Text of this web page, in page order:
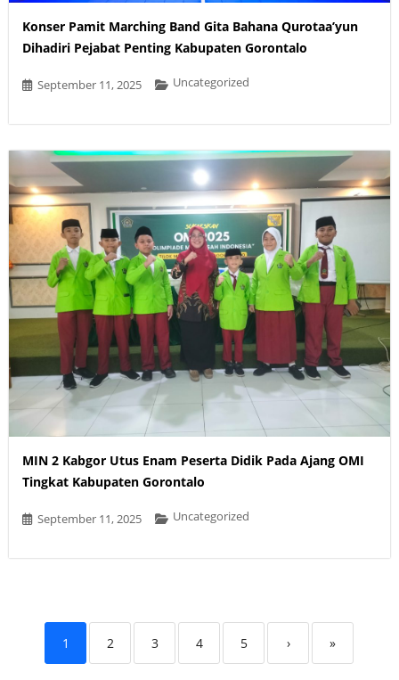
Konser Pamit Marching Band Gita Bahana Qurotaa’yun
Dihadiri Pejabat Penting Kabupaten Gorontalo
September 11, 2025 Uncategorized
MIN 2 Kabgor Utus Enam Peserta Didik Pada Ajang OMI
Tingkat Kabupaten Gorontalo
September 11, 2025 Uncategorized
1 2 3 4 5 › »